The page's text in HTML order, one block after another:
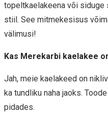
topeltkaelakeena või siduge
stiil. See mitmekesisus
välimusi!
Kas Merekarbi kaelakee
Jah, meie kaelakeed on
ka tundliku naha jaoks.
pidades.